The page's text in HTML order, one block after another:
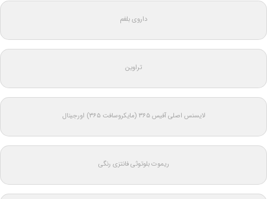
داروی بلغم
تراوین
لایسنس اصلی آفیس ۳۶۵ (مایکروسافت ۳۶۵) اورجینال
ریموت بلوتوثی فانتزی رنگی